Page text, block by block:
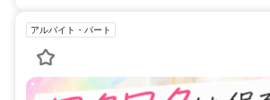
アルバイト・パート